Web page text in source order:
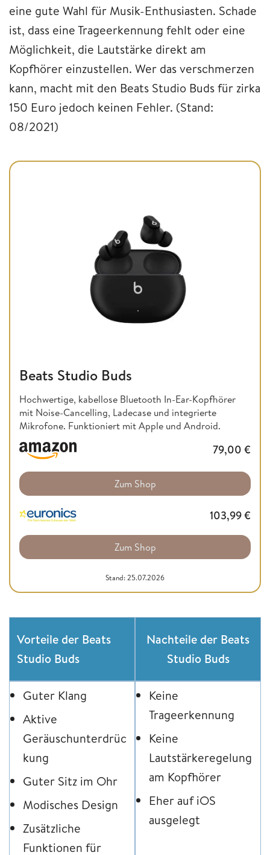
eine gute Wahl für Musik-Enthusiasten. Schade
ist, dass eine Trageerkennung fehlt oder eine
Möglichkeit, die Lautstärke direkt am
Kopfhörer einzustellen. Wer das verschmerzen
kann, macht mit den Beats Studio Buds für zirka
150 Euro jedoch keinen Fehler. (Stand:
08/2021)
Beats Studio Buds
Hochwertige, kabellose Bluetooth In-Ear-Kopfhörer
mit Noise-Cancelling, Ladecase und integrierte
Mikrofone. Funktioniert mit Apple und Android.
79,00 €
Zum Shop
103,99€
Zum Shop
Stand: 25.07.2026
Vorteile der Beats
Studio Buds
Nachteile der Beats
Studio Buds
Guter Klang
Aktive
Geräuschunterdrüc
kung
Guter Sitz im Ohr
Modisches Design
Zusätzliche
Funktionen für
Keine
Trageerkennung
Keine
Lautstärkeregelung
am Kopfhörer
Eher auf iOS
ausgelegt